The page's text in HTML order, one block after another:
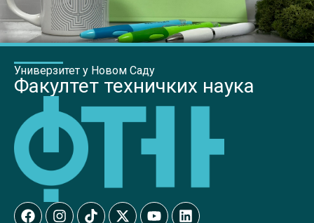
Универзитет у Новом Саду
Факултет техничких наука